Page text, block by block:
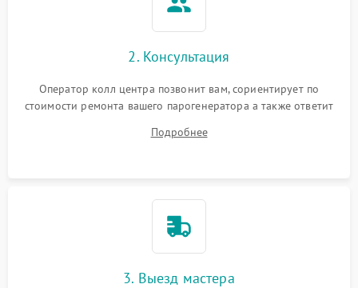
2. Консультация
Оператор колл центра позвонит вам, сориентирует по
стоимости ремонта вашего парогенератора а также ответит
Подробнее
3. Выезд мастера